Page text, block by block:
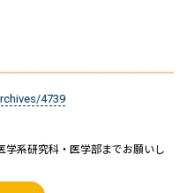
4739
学系研究科・医学部までお願いし